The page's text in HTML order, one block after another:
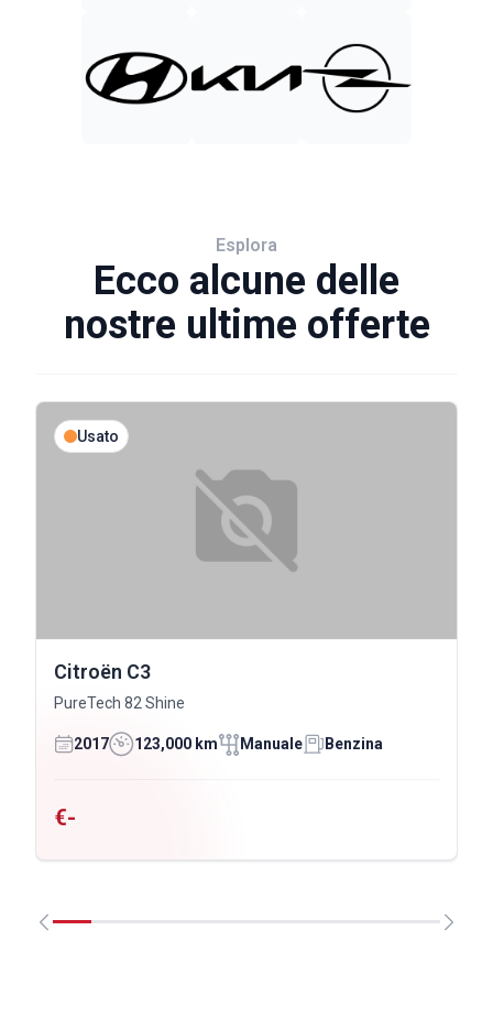
Esplora
Ecco alcune delle
nostre ultime offerte
Usato
Citroën C3
PureTech 82 Shine
2017 123,000 km Manuale Benzina
€-